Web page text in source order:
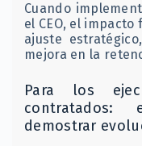
Cuando
el CEO, el
ajuste
mejora en la
Para los
demostrar